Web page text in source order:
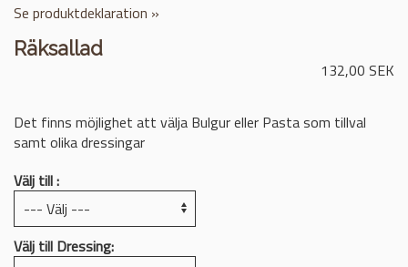
Se produktdeklaration »
Räksallad
132,00 SEK
Det finns möjlighet att välja Bulgur eller Pasta som tillval
samt olika dressingar
Välj till :
Välj till Dressing: